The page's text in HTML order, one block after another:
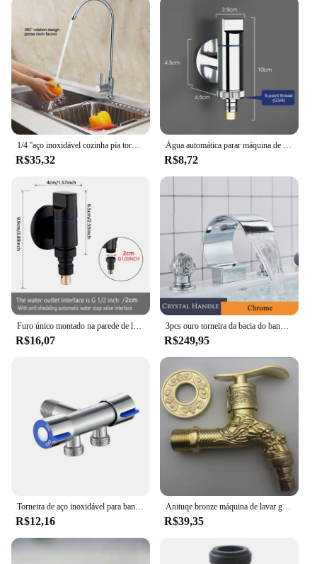
1/4 ''aço inoxidável cozinha pia torneira torneira torneira cromo osmose reversa RO água potável filtro ferramenta
R$35,32
Água automática parar máquina de lavar, água dupla saída, válvula de ângulo de abertura rápida, g1/2, g3/4, acessórios do banheiro
R$8,72
Furo único montado na parede de latão 360 ° Girar pia do banheiro varanda esfregão piscina torneira g1/2 g3/4 máquina de lavar torneira válvula angular
R$16,07
3pcs ouro torneira da bacia do banheiro alça de cristal generalizada misturador de água quente e fria torneira da cachoeira torneira do banheiro guindaste torneiras
R$249,95
R$12,16
Anituqe bronze máquina de lavar guindaste decorativo torneira ao ar livre, jardim vintage bibcock torneira fixado na parede mop latão wf
R$39,35